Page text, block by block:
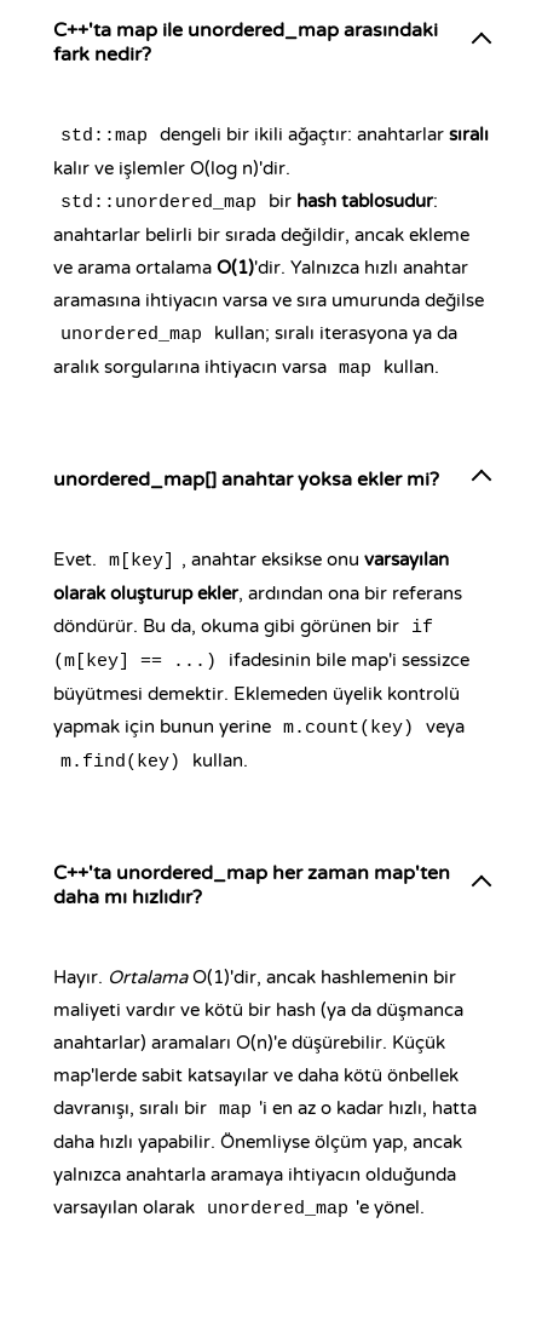
C++'ta map ile unordered_map arasındaki
fark nedir?
std::map dengeli bir ikili ağaçtır: anahtarlar sıralı
kalır ve işlemler O(log n)'dir.
std::unordered_map bir hash tablosudur:
anahtarlar belirli bir sırada değildir, ancak ekleme
ve arama ortalama O(1)'dir. Yalnızca hızlı anahtar
aramasına ihtiyacın varsa ve sıra umurunda değilse
unordered_map
kullan; sıralı iterasyona ya da
aralık sorgularına ihtiyacın varsa map kullan.
unordered_map[] anahtar yoksa ekler mi?
Evet. m[key] , anahtar eksikse onu varsayılan
olarak oluşturup ekler, ardından ona bir referans
döndürür. Bu da, okuma gibi görünen bir
if
(m[key] == ...)
ifadesinin bile map'i sessizce
büyütmesi demektir. Eklemeden üyelik kontrolü
yapmak için bunun yerine m.count(key) veya
m.find(key) kullan.
C++'ta unordered_map her zaman map'ten
daha mı hızlıdır?
Hayır. OrtalamaO(1)'dir, ancak hashlemenin bir
maliyeti vardır ve kötü bir hash (ya da düşmanca
anahtarlar) aramaları O(n)'e düşürebilir. Küçük
map'lerde sabit katsayılar ve daha kötü önbellek
davranışı, sıralı bir map 'i en az o kadar hızlı, hatta
daha hızlı yapabilir. Önemliyse ölçüm yap, ancak
yalnızca anahtarla aramaya ihtiyacın olduğunda
varsayılan olarak
unordered_map 'e yönel.